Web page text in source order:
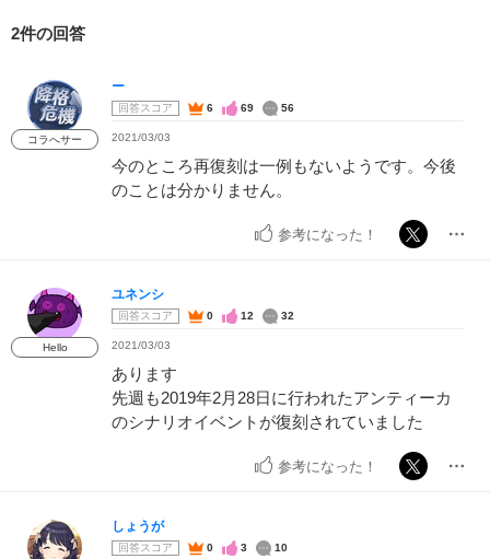
2件の回答
コラへサー
ー
回答スコア 6 69 56
2021/03/03
今のところ再復刻は一例もないようです。今後
のことは分かりません。
参考になった！
Hello
ユネンシ
回答スコア 0 12 32
2021/03/03
あります
先週も2019年2月28日に行われたアンティーカ
のシナリオイベントが復刻されていました
参考になった！
しょうが
回答スコア 0 3 10